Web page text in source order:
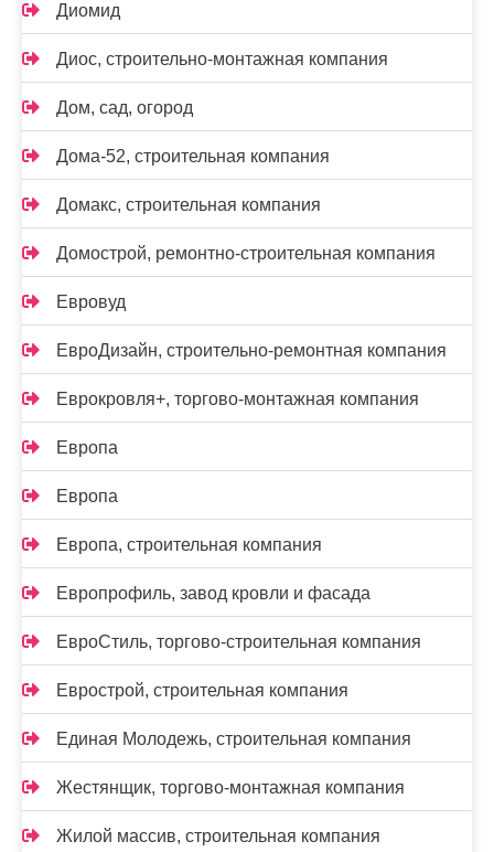
Диомид
Диос, строительно-монтажная компания
Дом, сад, огород
Дома-52, строительная компания
Домакс, строительная компания
Домострой, ремонтно-строительная компания
Евровуд
ЕвроДизайн, строительно-ремонтная компания
Еврокровля+, торгово-монтажная компания
Европа
Европа
Европа, строительная компания
Европрофиль, завод кровли и фасада
ЕвроСтиль, торгово-строительная компания
Еврострой, строительная компания
Единая Молодежь, строительная компания
Жестянщик, торгово-монтажная компания
Жилой массив, строительная компания